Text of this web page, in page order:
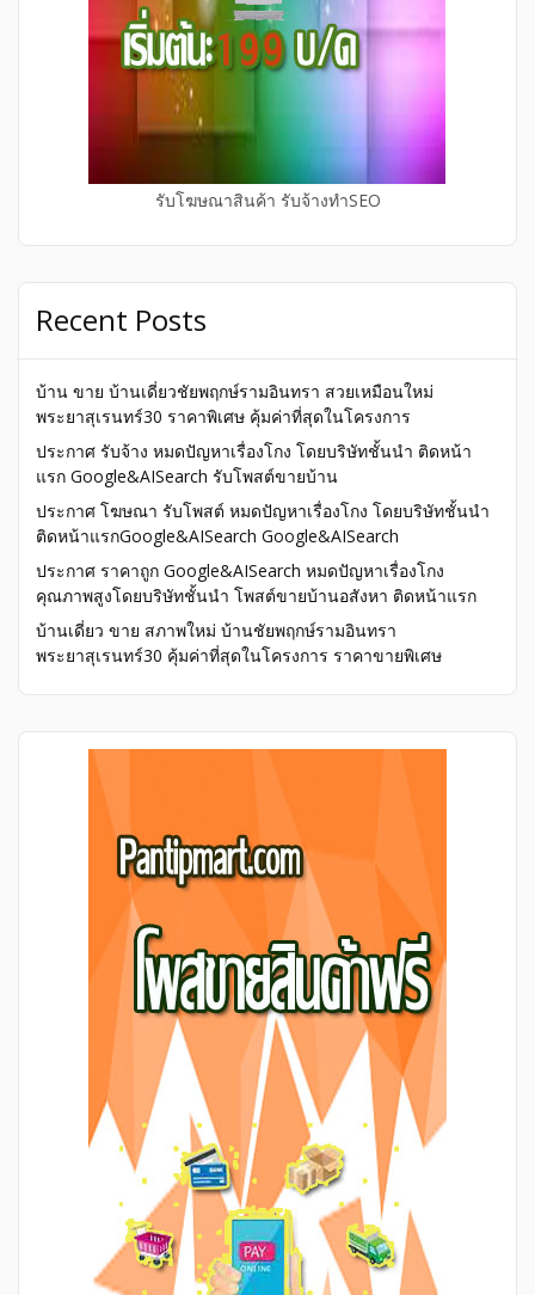
รับโฆษณาสินค้า รับจ้างทำSEO
Recent Posts
บ้าน ขาย บ้านเดี่ยวชัยพฤกษ์รามอินทรา สวยเหมือนใหม่
พระยาสุเรนทร์30 ราคาพิเศษ คุ้มค่าที่สุดในโครงการ
ประกาศ รับจ้าง หมดปัญหาเรื่องโกง โดยบริษัทชั้นนำ ติดหน้า
แรก Google&AISearch รับโพสต์ขายบ้าน
ประกาศ โฆษณา รับโพสต์ หมดปัญหาเรื่องโกง โดยบริษัทชั้นนำ
ติดหน้าแรกGoogle&AISearch Google&AISearch
ประกาศ ราคาถูก Google&AISearch หมดปัญหาเรื่องโกง
คุณภาพสูงโดยบริษัทชั้นนำ โพสต์ขายบ้านอสังหา ติดหน้าแรก
บ้านเดี่ยว ขาย สภาพใหม่ บ้านชัยพฤกษ์รามอินทรา
พระยาสุเรนทร์30 คุ้มค่าที่สุดในโครงการ ราคาขายพิเศษ